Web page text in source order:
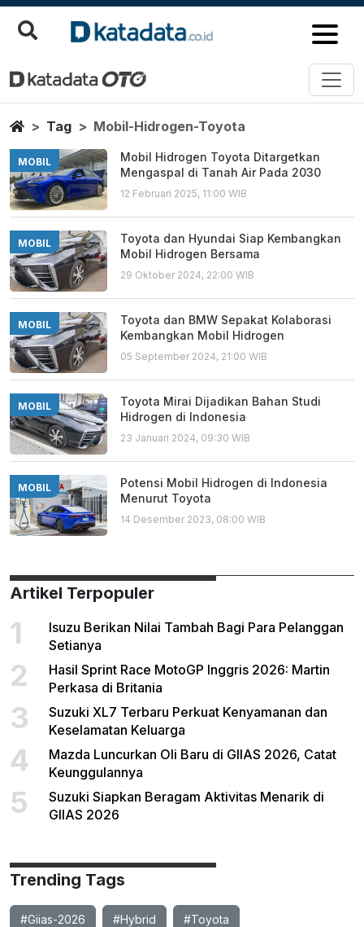
Mobil Hidrogen Toyota
Berita Terbaru
HomeTag Mobil-Hidrogen-Toyota
MOBIL
Mobil Hidrogen Toyota Ditargetkan
Mengaspal di Tanah Air Pada 2030
12 Februari 2025, 11:00 WIB
MOBIL
Toyota dan Hyundai Siap Kembangkan
Mobil Hidrogen Bersama
29 Oktober 2024, 22:00 WIB
MOBIL
Toyota dan BMW Sepakat Kolaborasi
Kembangkan Mobil Hidrogen
05 September 2024, 21:00 WIB
MOBIL
Toyota Mirai Dijadikan Bahan Studi
Hidrogen di Indonesia
23 Januari 2024, 09:30 WIB
MOBIL
Potensi Mobil Hidrogen di Indonesia
Menurut Toyota
14 Desember 2023, 08:00 WIB
Artikel Terpopuler
1
Isuzu Berikan Nilai Tambah Bagi Para Pelanggan
Setianya
2
Hasil Sprint Race MotoGP Inggris 2026: Martin
Perkasa di Britania
3
Suzuki XL7 Terbaru Perkuat Kenyamanan dan
Keselamatan Keluarga
4
Mazda Luncurkan Oli Baru di GIIAS 2026, Catat
Keunggulannya
5
Suzuki Siapkan Beragam Aktivitas Menarik di
GIIAS 2026
Trending Tags
#Giias-2026 #Hybrid #Toyota